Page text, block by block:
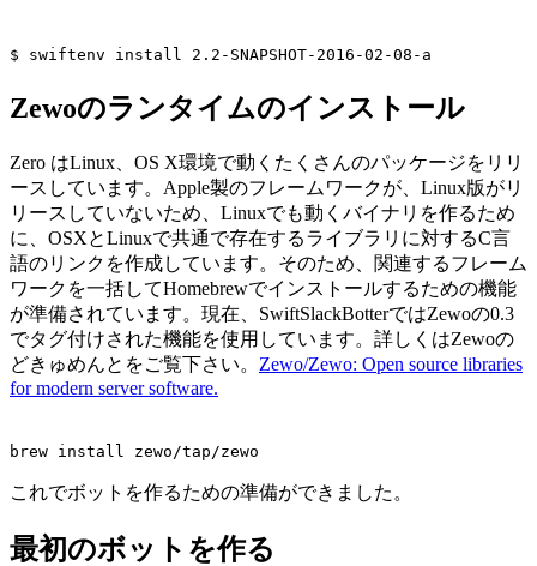
$ swiftenv install 2.2-SNAPSHOT-2016-02-08-a
Zewoのランタイムのインストール
Zero はLinux、OS X環境で動くたくさんのパッケージをリリ
ースしています。Apple製のフレームワークが、Linux版がリ
リースしていないため、Linuxでも動くバイナリを作るため
に、OSXとLinuxで共通で存在するライブラリに対するC言
語のリンクを作成しています。そのため、関連するフレーム
ワークを一括してHomebrewでインストールするための機能
が準備されています。現在、SwiftSlackBotterではZewoの0.3
でタグ付けされた機能を使用しています。詳しくはZewoの
どきゅめんとをご覧下さい。 Zewo/Zewo: Open source libraries
for modern server software.
brew install zewo/tap/zewo
これでボットを作るための準備ができました。
最初のボットを作る